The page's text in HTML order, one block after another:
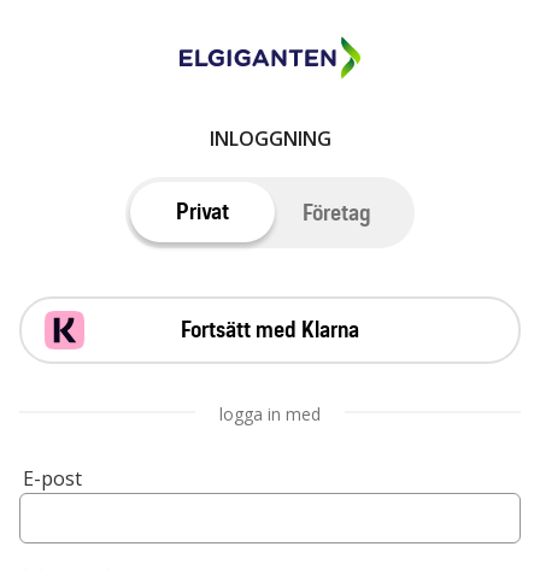
INLOGGNING
Privat Företag
Fortsätt med Klarna
logga in med
E-post